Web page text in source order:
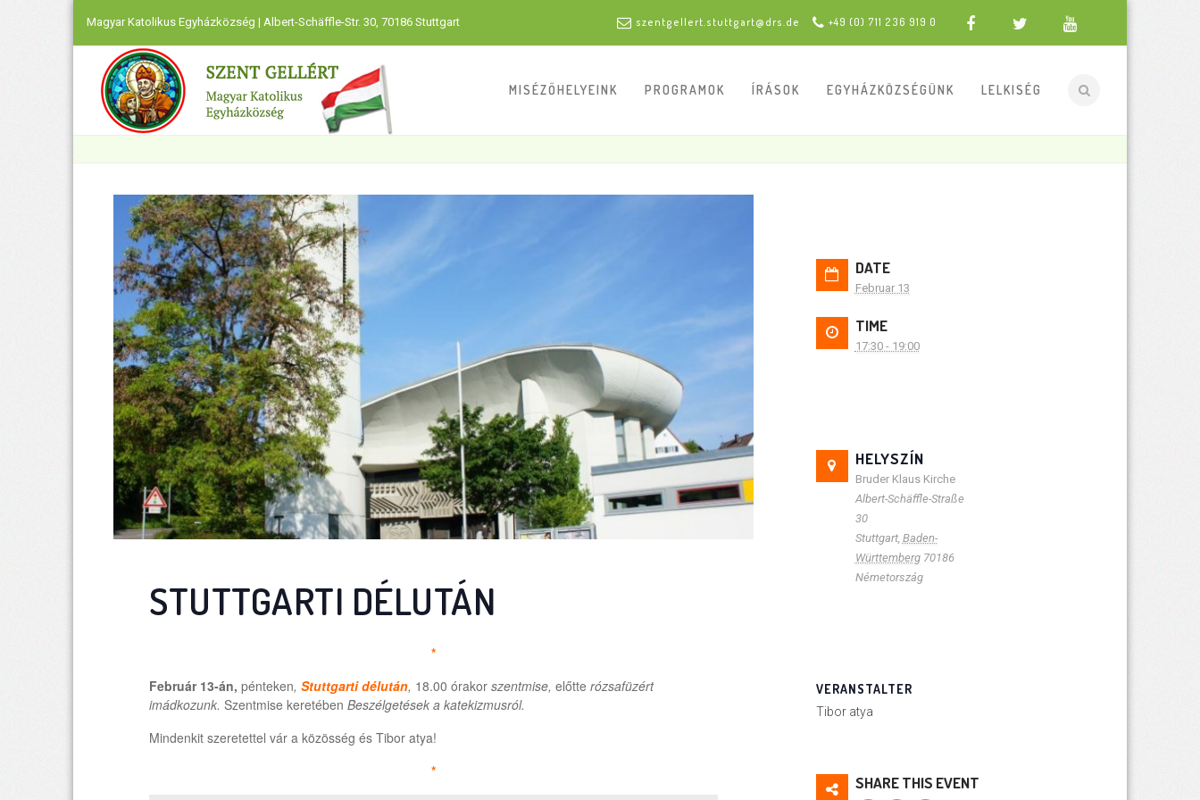
Magyar Katolikus Egyházközség | Albert-Schäffle-Str. 30, 70186 Stuttgart szentgellert.stuttgart@drs.de +49 (0) 711 236 919 0
MISÉZŐHELYEINK PROGRAMOK ÍRÁSOK EGYHÁZKÖZSÉGÜNK LELKISÉG
STUTTGARTI DÉLUTÁN
*
Február 13-án, pénteken, Stuttgarti délután, 18.00 órakor szentmise, előtte rózsafüzért
imádkozunk. Szentmise keretében Beszélgetések a katekizmusról.
Mindenkit szeretettel vár a közösség és Tibor atya!
*
DATE
Februar 13
TIME
17:30 - 19:00
HELYSZÍN
Bruder Klaus Kirche
Albert-Schäffle-Straße
30
Stuttgart, Baden-
Württemberg 70186
Németország
VERANSTALTER
Tibor atya
SHARE THIS EVENT